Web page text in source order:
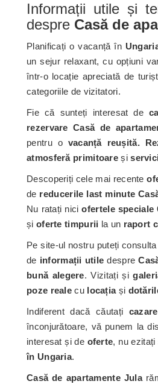
Informații utile și
despre Casă de
Planificați o vacanță în
un sejur relaxant, cu opțiuni
într-o locație apreciată de
categoriile de vizitatori.
Fie că sunteți interesat de
rezervare Casă de
pentru o vacanță reușită.
atmosferă primitoare și
Descoperiți cele mai recente
de reducerile last minute
Nu ratați niciofertele speciale
și oferte timpurii la un raport
Pe site-ul nostru puteți consulta
de informații utile despre
bună alegere. Vizitați și
poze reale cu locațiași
Indiferent dacă căutați
înconjurătoare, vă punem la
interesat și de oferte, nu ezitați
în Ungaria.
Casă de apartamente Jula